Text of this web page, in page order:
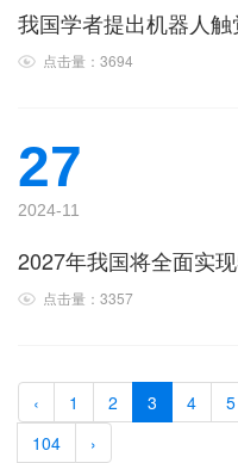
我国学者提出机器人
点击量：3694
27
2024-11
2027年我国将全面实
点击量：3357
‹ 1 2 3 4 5
104
›